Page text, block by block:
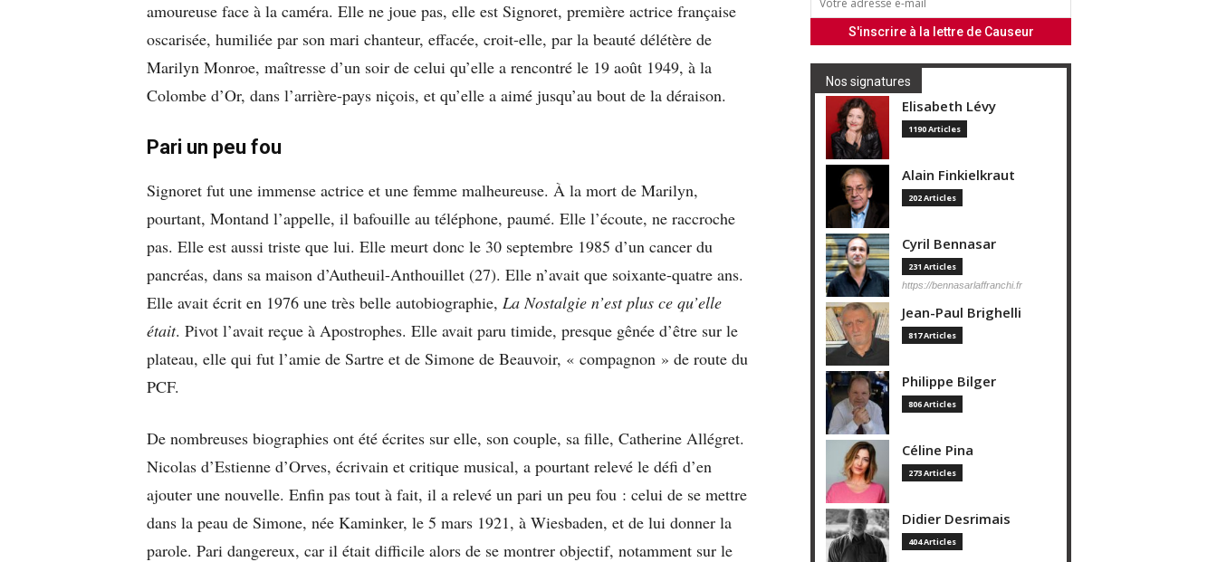
amoureuse face à la caméra. Elle ne joue pas, elle est Signoret, première actrice française
oscarisée, humiliée par son mari chanteur, effacée, croit-elle, par la beauté délétère de
Marilyn Monroe, maîtresse d’un soir de celui qu’elle a rencontré le 19 août 1949, à la
Colombe d’Or, dans l’arrière-pays niçois, et qu’elle a aimé jusqu’au bout de la déraison.
Pari un peu fou
Signoret fut une immense actrice et une femme malheureuse. À la mort de Marilyn,
pourtant, Montand l’appelle, il bafouille au téléphone, paumé. Elle l’écoute, ne raccroche
pas. Elle est aussi triste que lui. Elle meurt donc le 30 septembre 1985 d’un cancer du
pancréas, dans sa maison d’Autheuil-Anthouillet (27). Elle n’avait que soixante-quatre ans.
Elle avait écrit en 1976 une très belle autobiographie, La Nostalgie n’est plus ce qu’elle
était. Pivot l’avait reçue à Apostrophes. Elle avait paru timide, presque gênée d’être sur le
plateau, elle qui fut l’amie de Sartre et de Simone de Beauvoir, « compagnon » de route du
PCF.
De nombreuses biographies ont été écrites sur elle, son couple, sa fille, Catherine Allégret.
Nicolas d’Estienne d’Orves, écrivain et critique musical, a pourtant relevé le défi d’en
ajouter une nouvelle. Enfin pas tout à fait, il a relevé un pari un peu fou : celui de se mettre
dans la peau de Simone, née Kaminker, le 5 mars 1921, à Wiesbaden, et de lui donner la
parole. Pari dangereux, car il était difficile alors de se montrer objectif, notamment sur le
Nos signatures
Elisabeth Lévy
1190 Articles
Alain Finkielkraut
202 Articles
Cyril Bennasar
231 Articles
https://bennasarlaffranchi.fr
Jean-Paul Brighelli
817 Articles
Philippe Bilger
806 Articles
Céline Pina
273 Articles
Didier Desrimais
404 Articles